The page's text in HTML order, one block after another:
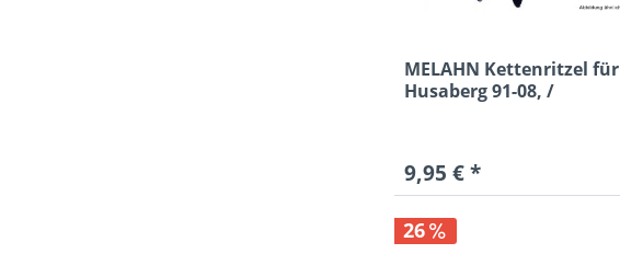
MELAHN Kettenritzel für
Husaberg 91-08, /
9,95 € *
26